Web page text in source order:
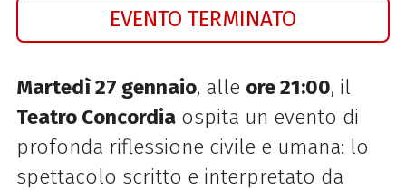
EVENTO TERMINATO
Martedì 27 gennaio, alle ore 21:00, il
Teatro Concordiaospita un evento di
profonda riflessione civile e umana: lo
spettacolo scritto e interpretato da